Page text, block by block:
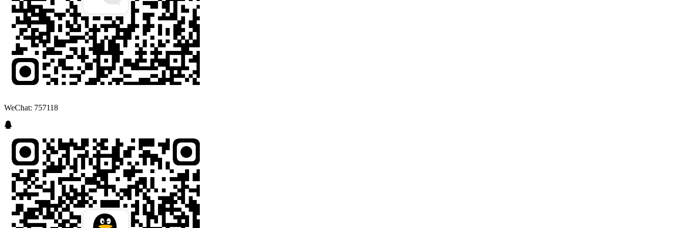
WeChat: 757118